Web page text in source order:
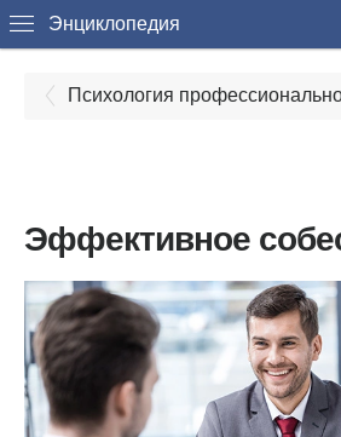
Энциклопедия
Психология
Эффективное